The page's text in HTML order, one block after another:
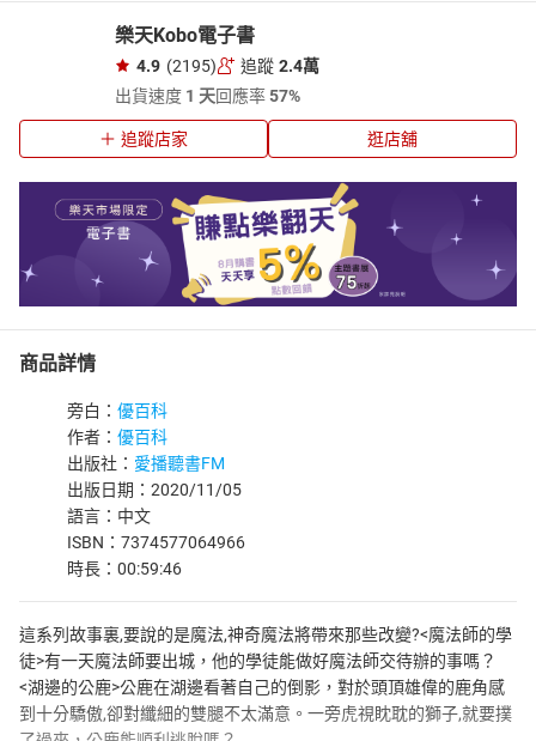
樂天Kobo電子書
4.9 (2195) 追蹤 2.4萬
出貨速度 1 天回應率57%
追蹤店家 逛店舖
商品詳情
旁白： 優百科
作者： 優百科
出版社： 愛播聽書FM
出版日期：2020/11/05
語言：中文
ISBN：7374577064966
時長：00:59:46
這系列故事裏,要說的是魔法,神奇魔法將帶來那些改變?<魔法師的學
徒>有一天魔法師要出城，他的學徒能做好魔法師交待辦的事嗎？
<湖邊的公鹿>公鹿在湖邊看著自己的倒影，對於頭頂雄偉的鹿角感
到十分驕傲,卻對纖細的雙腿不太滿意。一旁虎視眈耽的獅子,就要撲